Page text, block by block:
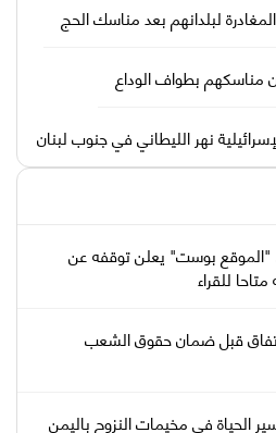
لبلدانهم بعد مناسك الحج
مناسكهم بطواف الوداع
نهر الليطاني في جنوب لبنان
"الموقع بوست" يعلن توقفه عن
للقراء
قبل ضمان حقوق الشعب
في مخيمات النزوح باليمن